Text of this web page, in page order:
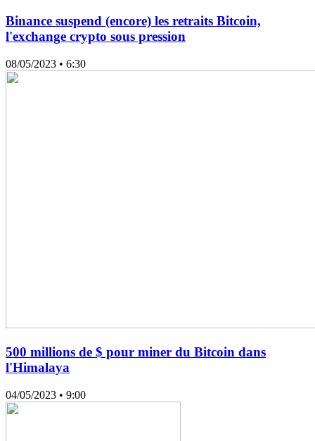
Binance suspend (encore) les retraits Bitcoin,
l'exchange crypto sous pression
08/05/2023 • 6:30
500 millions de $ pour miner du Bitcoin dans
l'Himalaya
04/05/2023 • 9:00